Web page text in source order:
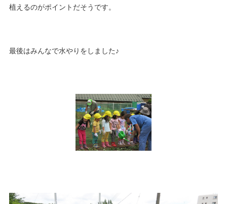
植えるのがポイントだそうです。
最後はみんなで水やりをしました♪